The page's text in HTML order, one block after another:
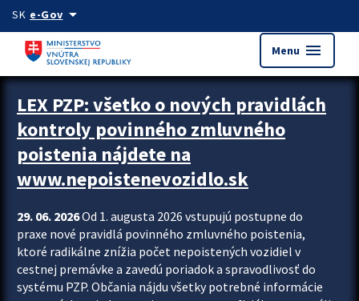
Preskocit na hlavný obsah
SK e-Govarrow_drop_down
Menu menu
Zastavit automatický posun upútavok
LEX PZP: všetko o nových pravidlách
kontroly povinného zmluvného
poistenia nájdete na
www.nepoistenevozidlo.sk
29. 06. 2026Od 1. augusta 2026 vstupujú postupne do
praxe nové pravidlá povinného zmluvného poistenia,
ktoré radikálne znížia počet nepoistených vozidiel v
cestnej premávke a zavedú poriadok a spravodlivosť do
systému PZP. Občania nájdu všetky potrebné informácie